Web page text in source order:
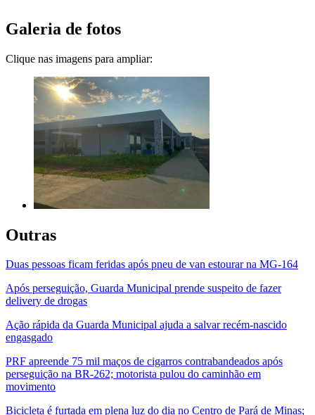
Galeria de fotos
Clique nas imagens para ampliar:
Outras
Duas pessoas ficam feridas após pneu de van estourar na MG-164
Após perseguição, Guarda Municipal prende suspeito de fazer
delivery de drogas
Ação rápida da Guarda Municipal ajuda a salvar recém-nascido
engasgado
PRF apreende 75 mil maços de cigarros contrabandeados após
perseguição na BR-262; motorista pulou do caminhão em
movimento
Bicicleta é furtada em plena luz do dia no Centro de Pará de Minas;